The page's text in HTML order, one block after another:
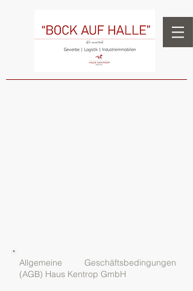
Allgemeine Geschäftsbedingungen
(AGB) Haus Kentrop GmbH